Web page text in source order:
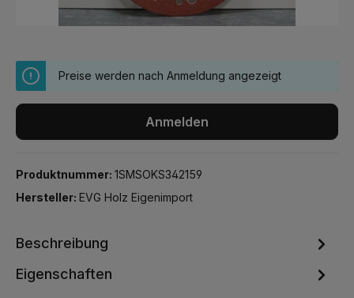
Preise werden nach Anmeldung angezeigt
Anmelden
Produktnummer: 1SMSOKS342159
Hersteller: EVG Holz Eigenimport
Beschreibung
Eigenschaften